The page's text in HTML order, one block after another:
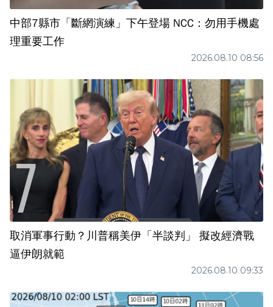
中部7縣市「斷網演練」下午登場 NCC：勿用手機處
理重要工作
2026.08.10 08:56
取消軍事行動？川普稱美伊「半談判」 擬改經濟戰
逼伊朗就範
2026.08.10 09:33